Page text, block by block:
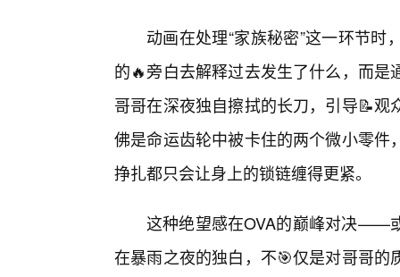
动画在处理“家族秘密”这一环节
的🔥旁白去解释过去发生了什么，而
哥哥在深夜独自擦拭的长刀，引导📝
佛是命运齿轮中被卡住的两个微小零
挣扎都只会让身上的锁链缠得更紧。
这种绝望感在OVA的巅峰对决——
在暴雨之夜的独白，不🎯仅是对哥哥